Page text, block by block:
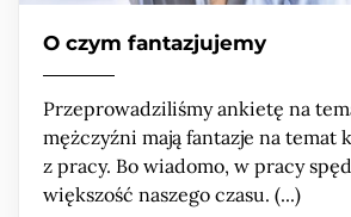
O czym fantazjujemy
Przeprowadziliśmy ankietę na
mężczyźni mają fantazje na temat
z pracy. Bo wiadomo, w pracy
większość naszego czasu. (...)